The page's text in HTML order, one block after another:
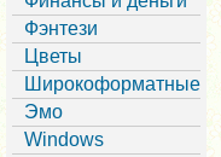
Фэнтези
Цветы
Широкоформатные
Эмо
Windows